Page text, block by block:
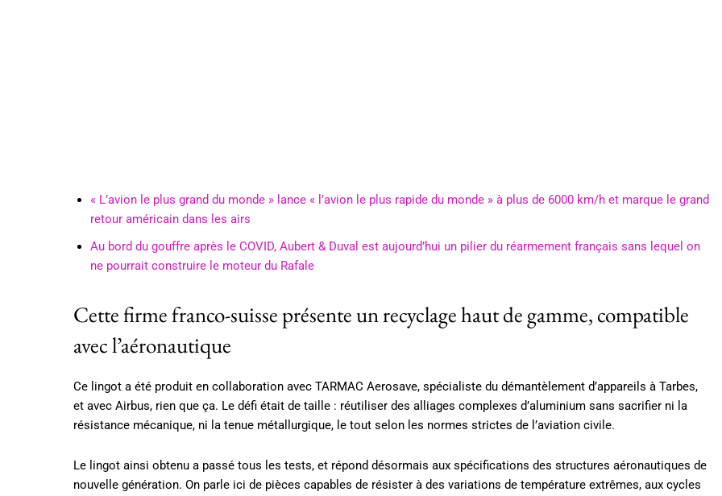
« L’avion le plus grand du monde » lance « l’avion le plus rapide du monde » à plus de 6000 km/h et marque le grand
retour américain dans les airs
Au bord du gouffre après le COVID, Aubert & Duval est aujourd’hui un pilier du réarmement français sans lequel on
ne pourrait construire le moteur du Rafale
Cette firme franco-suisse présente un recyclage haut de gamme, compatible
avec l’aéronautique
Ce lingot a été produit en collaboration avec TARMAC Aerosave, spécialiste du démantèlement d’appareils à Tarbes,
et avec Airbus, rien que ça. Le défi était de taille : réutiliser des alliages complexes d’aluminium sans sacrifier ni la
résistance mécanique, ni la tenue métallurgique, le tout selon les normes strictes de l’aviation civile.
Le lingot ainsi obtenu a passé tous les tests, et répond désormais aux spécifications des structures aéronautiques de
nouvelle génération. On parle ici de pièces capables de résister à des variations de température extrêmes, aux cycles